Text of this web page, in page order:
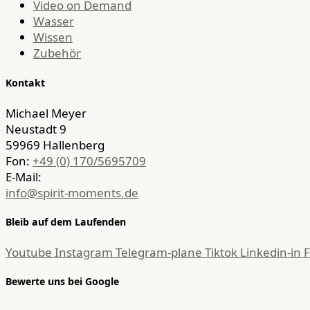
Video on Demand
Wasser
Wissen
Zubehör
Kontakt
Michael Meyer
Neustadt 9
59969 Hallenberg
Fon: +49 (0) 170/5695709
E-Mail:
info@spirit-moments.de
Bleib auf dem Laufenden
Youtube Instagram Telegram-plane Tiktok Linkedin-in
Bewerte uns bei Google